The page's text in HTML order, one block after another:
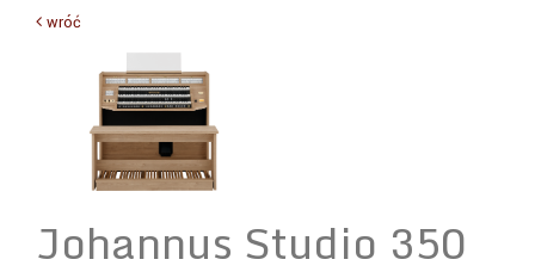
wróć
Johannus Studio 350